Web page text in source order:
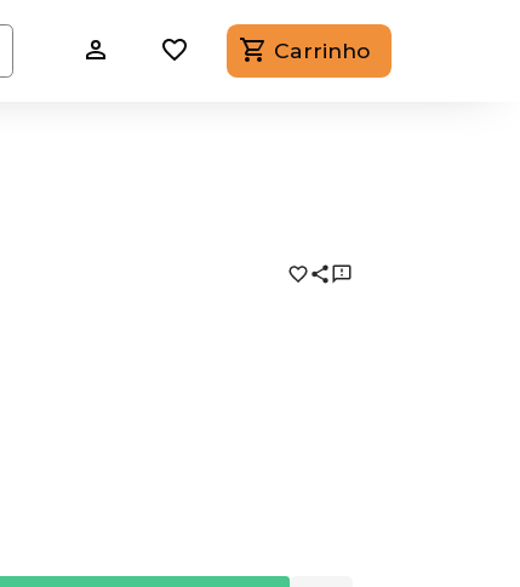
Carrinho